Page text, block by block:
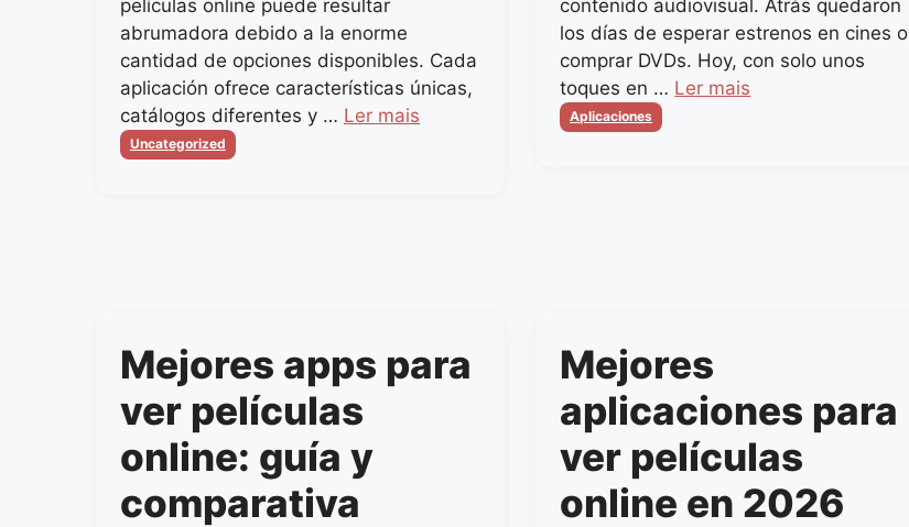
películas online puede resultar
abrumadora debido a la enorme
cantidad de opciones disponibles. Cada
aplicación ofrece características únicas,
catálogos diferentes y … Ler mais
Categorias
Uncategorized
contenido audiovisual. Atrás quedaron
los días de esperar estrenos en cines o
comprar DVDs. Hoy, con solo unos
toques en … Ler mais
Categorias
Aplicaciones
Mejores apps para
ver películas
online: guía y
comparativa
Mejores
aplicaciones para
ver películas
online en 2026